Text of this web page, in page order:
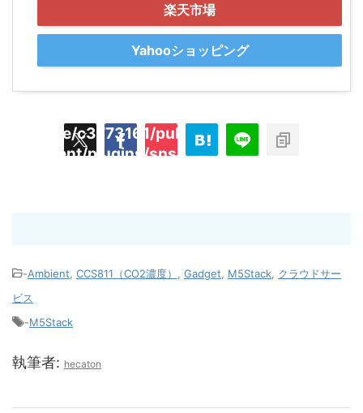
楽天市場
Yahooショッピング
/home/c3773161/public_html/
content/plugins/sns-count-cache/sns-
-Ambient CCS811（CO2濃度） Gadget M5Stack クラウドサー
ビス
-M5Stack
執筆者: hecaton